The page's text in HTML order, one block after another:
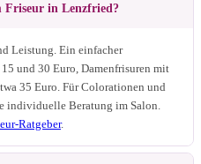
Friseur in Lenzfried?
Leistung. Ein einfacher
und 30 Euro, Damenfrisuren mit
35 Euro. Für Colorationen und
individuelle Beratung im Salon.
Ratgeber.